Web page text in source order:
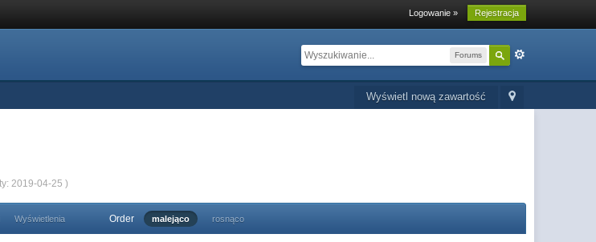
Logowanie » Rejestracja
Forums
Wyświetl nową zawartość
2019-04-25 )
Wyświetlenia Order malejąco rosnąco